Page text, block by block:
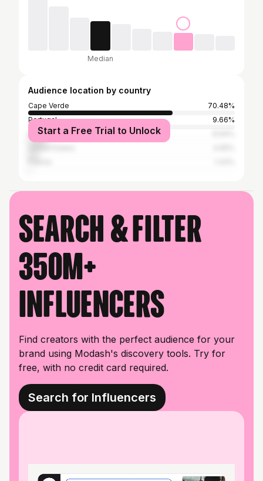
Median
Audience location by country
Cape Verde
70.48%
Portugal
9.66%
Brazil
Start a Free Trial to Unlock
Search & filter
350M+
influencers
Find creators with the perfect audience for your
brand using Modash's discovery tools. Try for
free, with no credit card required.
Search for Influencers